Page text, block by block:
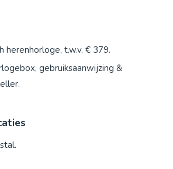
herenhorloge, t.w.v. € 379.
gebruiksaanwijzing &